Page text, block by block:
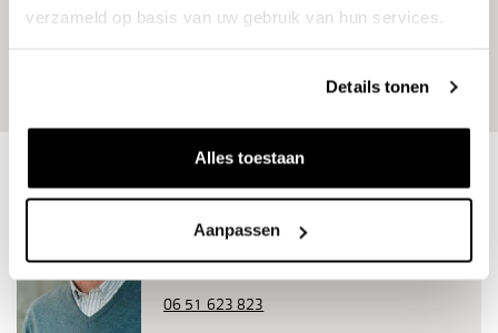
verzameld op basis van uw gebruik van hun services.
Details tonen
Alles toestaan
Aanpassen
werkenbij@k3.nl
klik hiervoor op het Whatsapp logo
Jan Geluk
Manager Baggerprojecten
j.geluk@k3delta.nl
06 51 623 823